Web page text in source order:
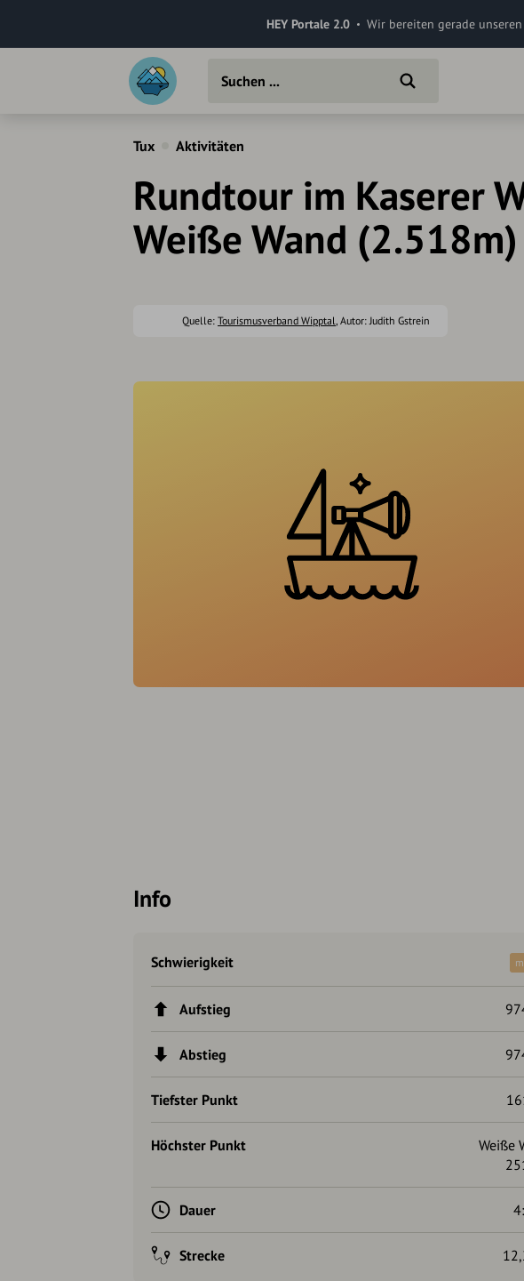
HEY Portale 2.0 Wir bereiten gerade unseren
Tux Aktivitäten
Rundtour im Kaserer
Weiße Wand
Quelle: Tourismusverband Wipptal, Autor: Judith Gstrein
Info
Schwierigkeit
Aufstieg
Abstieg
Tiefster Punkt
Höchster Punkt
Weiße
Dauer
Strecke